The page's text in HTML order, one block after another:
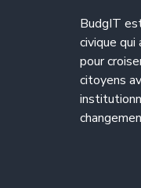
BudgIT
civique
pour
citoyens